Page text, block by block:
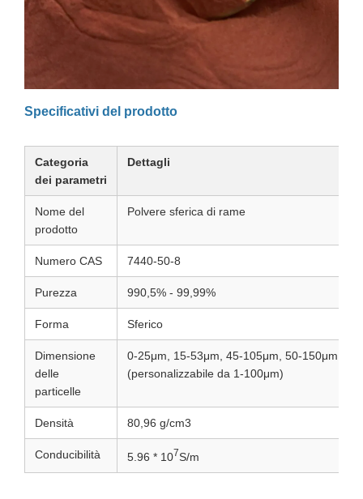
Specificativi del prodotto
Categoria
dei parametri
Dettagli
Nome del
prodotto
Polvere sferica di rame
Numero CAS 7440-50-8
Purezza 990,5% - 99,99%
Forma Sferico
Dimensione
delle
particelle
0-25μm, 15-53μm, 45-105μm, 50-150μm
(personalizzabile da 1-100μm)
Densità 80,96 g/cm3
Conducibilità 5.96 * 107S/m